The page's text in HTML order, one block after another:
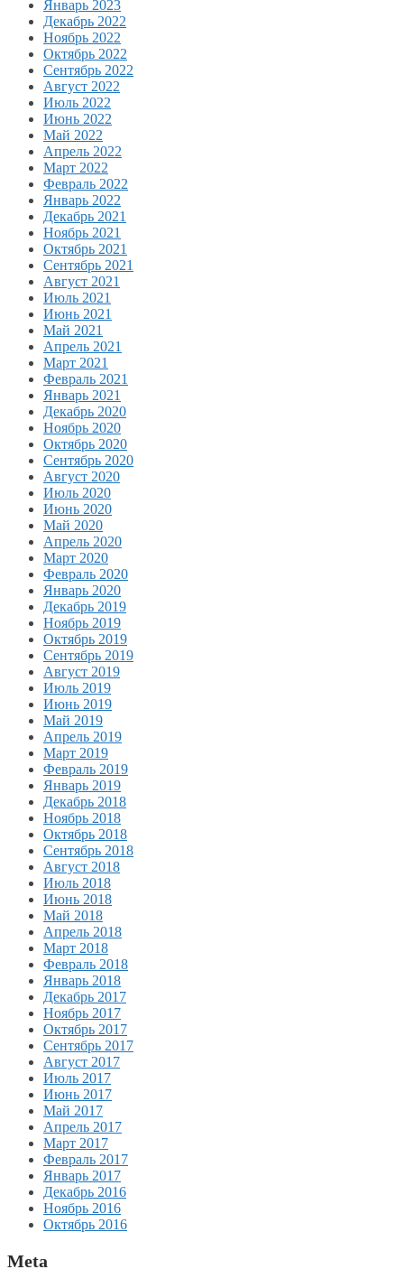
Январь 2023
Декабрь 2022
Ноябрь 2022
Октябрь 2022
Сентябрь 2022
Август 2022
Июль 2022
Июнь 2022
Май 2022
Апрель 2022
Март 2022
Февраль 2022
Январь 2022
Декабрь 2021
Ноябрь 2021
Октябрь 2021
Сентябрь 2021
Август 2021
Июль 2021
Июнь 2021
Май 2021
Апрель 2021
Март 2021
Февраль 2021
Январь 2021
Декабрь 2020
Ноябрь 2020
Октябрь 2020
Сентябрь 2020
Август 2020
Июль 2020
Июнь 2020
Май 2020
Апрель 2020
Март 2020
Февраль 2020
Январь 2020
Декабрь 2019
Ноябрь 2019
Октябрь 2019
Сентябрь 2019
Август 2019
Июль 2019
Июнь 2019
Май 2019
Апрель 2019
Март 2019
Февраль 2019
Январь 2019
Декабрь 2018
Ноябрь 2018
Октябрь 2018
Сентябрь 2018
Август 2018
Июль 2018
Июнь 2018
Май 2018
Апрель 2018
Март 2018
Февраль 2018
Январь 2018
Декабрь 2017
Ноябрь 2017
Октябрь 2017
Сентябрь 2017
Август 2017
Июль 2017
Июнь 2017
Май 2017
Апрель 2017
Март 2017
Февраль 2017
Январь 2017
Декабрь 2016
Ноябрь 2016
Октябрь 2016
Meta